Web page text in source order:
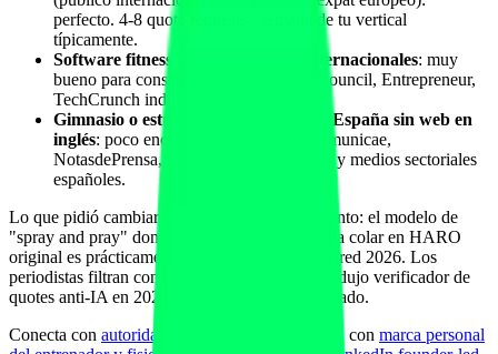
perfecto. 4-8 quote requests / semana de tu vertical
típicamente.
Software fitness B2B con clientes internacionales: muy
bueno para conseguir citas en Forbes Council, Entrepreneur,
TechCrunch indirectos, Built In.
Gimnasio o estudio boutique local en España sin web en
inglés: poco encaje. Mejor priorizar Comunicae,
NotasdePrensa, Yorokobu, EuropaPress y medios sectoriales
españoles.
Lo que pidió cambiar el mercado al relanzamiento: el modelo de
"spray and pray" donde un pitch genérico podía colar en HARO
original es prácticamente nulo en HARO/Featured 2026. Los
periodistas filtran con IA propia (Featured introdujo verificador de
quotes anti-IA en 2026). Pitch genérico = ignorado.
Conecta con autoridad de autor EEAT en GEO , con marca personal